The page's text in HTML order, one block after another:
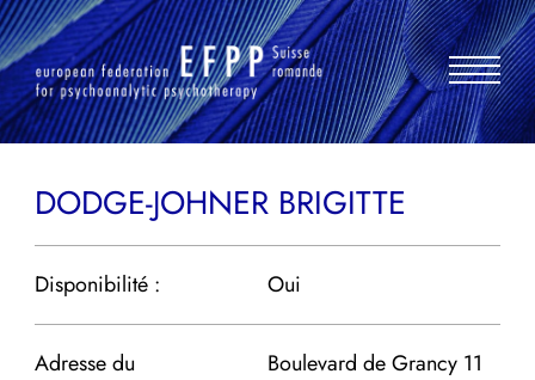
Aller
au
contenu
DODGE-JOHNER BRIGITTE
Disponibilité : Oui
Adresse du
Boulevard de Grancy 11